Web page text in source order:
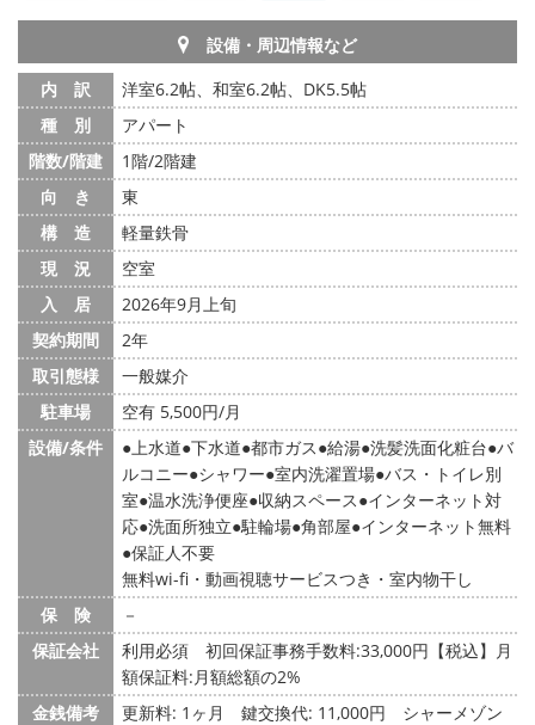
設備・周辺情報など
内 訳
洋室6.2帖、和室6.2帖、DK5.5帖
種 別
アパート
階数/階建
1階/2階建
向 き
東
構 造
軽量鉄骨
現 況
空室
入 居
2026年9月上旬
契約期間
2年
取引態様
一般媒介
駐車場
空有 5,500円/月
設備/条件
上水道 下水道 都市ガス 給湯 洗髪洗面化粧台 バ
ルコニー シャワー 室内洗濯置場 バス・トイレ別
室 温水洗浄便座 収納スペース インターネット対
応 洗面所独立 駐輪場 角部屋 インターネット無料
保証人不要
無料wi-fi・動画視聴サービスつき・室内物干し
保 険
－
保証会社
利用必須 初回保証事務手数料:33,000円【税込】月
額保証料:月額総額の2%
金銭備考
更新料: 1ヶ月 鍵交換代: 11,000円
シャーメゾン